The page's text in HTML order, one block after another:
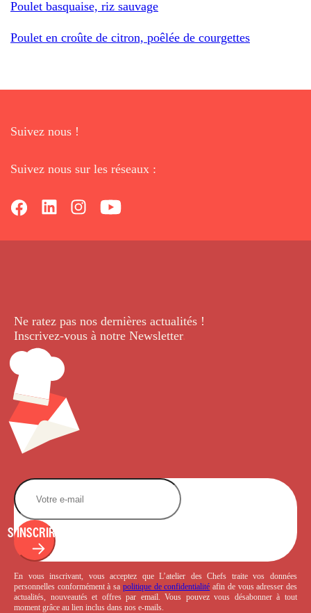
Poulet basquaise, riz sauvage
Poulet en croûte de citron, poêlée de courgettes
Suivez nous !
Suivez nous sur les réseaux :
Ne ratez pas nos dernières actualités !
Inscrivez-vous à notre Newsletter.
S'INSCRIRE
En vous inscrivant, vous acceptez que L’atelier des Chefs traite vos données
personnelles conformément à sa politique de confidentialité afin de vous adresser des
actualités, nouveautés et offres par email. Vous pouvez vous désabonner à tout
moment grâce au lien inclus dans nos e-mails.